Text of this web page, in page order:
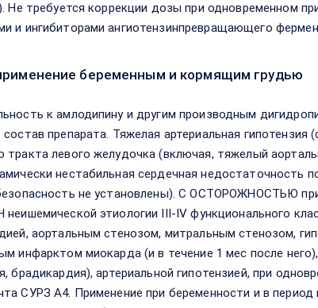
Не требуется коррекции дозы при одновременном
и ингибиторами ангиотензинпревращающего
беременным и кормящим грудью
к амлодипину и другим производным
препарата. Тяжелая артериальная гипотензия
тракта левого желудочка (включая, тяжелый
нестабильная сердечная недостаточность
не установлены). С ОСТОРОЖНОСТЬЮ
этиологии III-IV функционального
аортальным стенозом, митральным стенозом,
инфарктом миокарда (и в течение 1 мес после
брадикардия), артериальной гипотензией, при
СУРЗ А4. Применение при беременности и в период